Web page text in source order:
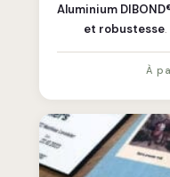
Aluminium
et robustesse.
À